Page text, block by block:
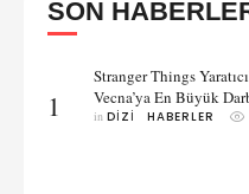
first ever LGBTIQ web radio in
Embassy in Tunis …
SON
1
Stranger Things
Vecna’ya En Büyük
in DIZI HABERLER